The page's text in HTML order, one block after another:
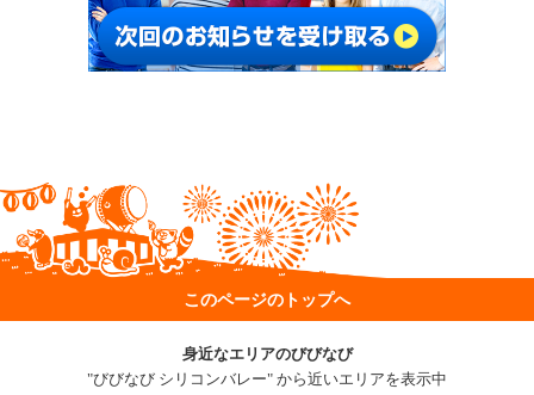
このページのトップへ
身近なエリアのびびなび
"びびなび シリコンバレー" から近いエリアを表示中